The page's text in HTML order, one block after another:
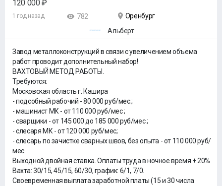
120 000 ₽
1 год назад 782
Оренбург
Альберт
Завод металлоконструкций в связи с увеличением объема
работ проводит дополнительный набор!
ВАХТОВЫЙ МЕТОД РАБОТЫ.
Требуются:
Московская область г. Кашира
- подсобный рабочий - 80 000 руб/мес.;
- машинист МК - от 110 000 руб/мес ;
- сварщики - от 145 000 до 185 000 руб/мес ;
- слесаря МК - от 120 000 руб/мес;
- слесарь по зачистке сварных швов, без опыта - от 110 000 руб/
мес.
Выходной двойная ставка. Оплаты труда в ночное время + 20%
Вахта: 30/15, 45/15, 60/30, график: 6/1, 7/0.
Своевременная выплата заработной платы (15 и 30 числа